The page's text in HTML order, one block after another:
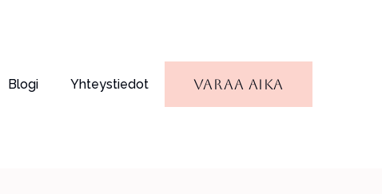
Blogi Yhteystiedot Varaa aika